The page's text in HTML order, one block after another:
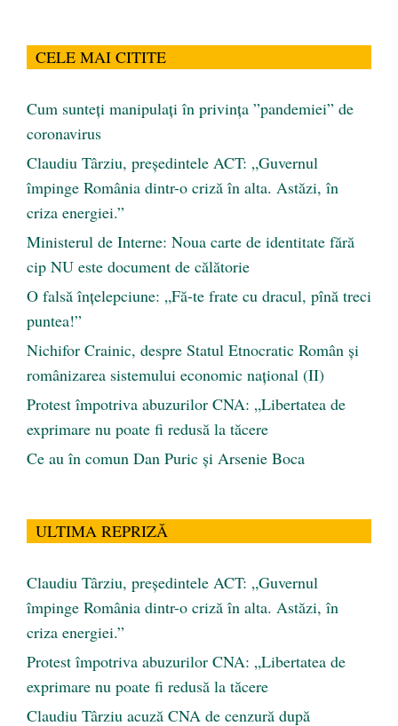
CELE MAI CITITE
Cum sunteți manipulați în privința ”pandemiei” de
coronavirus
Claudiu Târziu, președintele ACT: „Guvernul
împinge România dintr-o criză în alta. Astăzi, în
criza energiei.”
Ministerul de Interne: Noua carte de identitate fără
cip NU este document de călătorie
O falsă înțelepciune: „Fă-te frate cu dracul, pînă treci
puntea!”
Nichifor Crainic, despre Statul Etnocratic Român şi
românizarea sistemului economic naţional (II)
Protest împotriva abuzurilor CNA: „Libertatea de
exprimare nu poate fi redusă la tăcere
Ce au în comun Dan Puric şi Arsenie Boca
ULTIMA REPRIZĂ
Claudiu Târziu, președintele ACT: „Guvernul
împinge România dintr-o criză în alta. Astăzi, în
criza energiei.”
Protest împotriva abuzurilor CNA: „Libertatea de
exprimare nu poate fi redusă la tăcere
Claudiu Târziu acuză CNA de cenzură după